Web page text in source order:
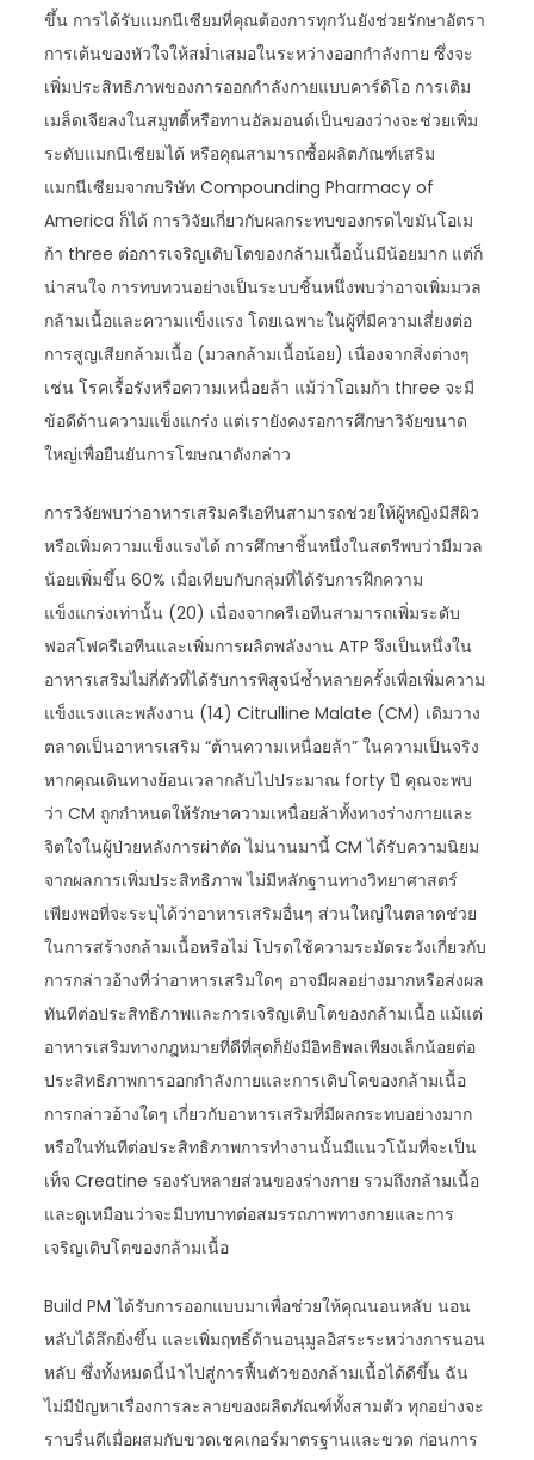
ขึ้น การได้รับแมกนีเซียมที่คุณต้องการทุกวันยังช่วยรักษาอัตรา
การเต้นของหัวใจให้สม่ำเสมอในระหว่างออกกำลังกาย ซึ่งจะ
เพิ่มประสิทธิภาพของการออกกำลังกายแบบคาร์ดิโอ การเติม
เมล็ดเจียลงในสมูทตี้หรือทานอัลมอนด์เป็นของว่างจะช่วยเพิ่ม
ระดับแมกนีเซียมได้ หรือคุณสามารถซื้อผลิตภัณฑ์เสริม
แมกนีเซียมจากบริษัท Compounding Pharmacy of
America ก็ได้ การวิจัยเกี่ยวกับผลกระทบของกรดไขมันโอเม
ก้า three ต่อการเจริญเติบโตของกล้ามเนื้อนั้นมีน้อยมาก แต่ก็
น่าสนใจ การทบทวนอย่างเป็นระบบชิ้นหนึ่งพบว่าอาจเพิ่มมวล
กล้ามเนื้อและความแข็งแรง โดยเฉพาะในผู้ที่มีความเสี่ยงต่อ
การสูญเสียกล้ามเนื้อ (มวลกล้ามเนื้อน้อย) เนื่องจากสิ่งต่างๆ
เช่น โรคเรื้อรังหรือความเหนื่อยล้า แม้ว่าโอเมก้า three จะมี
ข้อดีด้านความแข็งแกร่ง แต่เรายังคงรอการศึกษาวิจัยขนาด
ใหญ่เพื่อยืนยันการโฆษณาดังกล่าว
การวิจัยพบว่าอาหารเสริมครีเอทีนสามารถช่วยให้ผู้หญิงมีสีผิว
หรือเพิ่มความแข็งแรงได้ การศึกษาชิ้นหนึ่งในสตรีพบว่ามีมวล
น้อยเพิ่มขึ้น 60% เมื่อเทียบกับกลุ่มที่ได้รับการฝึกความ
แข็งแกร่งเท่านั้น (20) เนื่องจากครีเอทีนสามารถเพิ่มระดับ
ฟอสโฟครีเอทีนและเพิ่มการผลิตพลังงาน ATP จึงเป็นหนึ่งใน
อาหารเสริมไม่กี่ตัวที่ได้รับการพิสูจน์ซ้ำหลายครั้งเพื่อเพิ่มความ
แข็งแรงและพลังงาน (14) Citrulline Malate (CM) เดิมวาง
ตลาดเป็นอาหารเสริม “ต้านความเหนื่อยล้า” ในความเป็นจริง
หากคุณเดินทางย้อนเวลากลับไปประมาณ forty ปี คุณจะพบ
ว่า CM ถูกกำหนดให้รักษาความเหนื่อยล้าทั้งทางร่างกายและ
จิตใจในผู้ป่วยหลังการผ่าตัด ไม่นานมานี้ CM ได้รับความนิยม
จากผลการเพิ่มประสิทธิภาพ ไม่มีหลักฐานทางวิทยาศาสตร์
เพียงพอที่จะระบุได้ว่าอาหารเสริมอื่นๆ ส่วนใหญ่ในตลาดช่วย
ในการสร้างกล้ามเนื้อหรือไม่ โปรดใช้ความระมัดระวังเกี่ยวกับ
การกล่าวอ้างที่ว่าอาหารเสริมใดๆ อาจมีผลอย่างมากหรือส่งผล
ทันทีต่อประสิทธิภาพและการเจริญเติบโตของกล้ามเนื้อ แม้แต่
อาหารเสริมทางกฎหมายที่ดีที่สุดก็ยังมีอิทธิพลเพียงเล็กน้อยต่อ
ประสิทธิภาพการออกกำลังกายและการเติบโตของกล้ามเนื้อ
การกล่าวอ้างใดๆ เกี่ยวกับอาหารเสริมที่มีผลกระทบอย่างมาก
หรือในทันทีต่อประสิทธิภาพการทำงานนั้นมีแนวโน้มที่จะเป็น
เท็จ Creatine รองรับหลายส่วนของร่างกาย รวมถึงกล้ามเนื้อ
และดูเหมือนว่าจะมีบทบาทต่อสมรรถภาพทางกายและการ
เจริญเติบโตของกล้ามเนื้อ
Build PM ได้รับการออกแบบมาเพื่อช่วยให้คุณนอนหลับ นอน
หลับได้ลึกยิ่งขึ้น และเพิ่มฤทธิ์ต้านอนุมูลอิสระระหว่างการนอน
หลับ ซึ่งทั้งหมดนี้นำไปสู่การฟื้นตัวของกล้ามเนื้อได้ดีขึ้น ฉัน
ไม่มีปัญหาเรื่องการละลายของผลิตภัณฑ์ทั้งสามตัว ทุกอย่างจะ
ราบรื่นดีเมื่อผสมกับขวดเชคเกอร์มาตรฐานและขวด ก่อนการ